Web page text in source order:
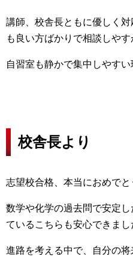
講師、校舎長ともに優しく
も良い方ばかりで相談しやす
自習室も静かで集中しやすい
校舎長より
志望校合格、本当におめでと
数学や化学の過去問で安定
ているこちらも安心できまし
進路を考える中で、自分の